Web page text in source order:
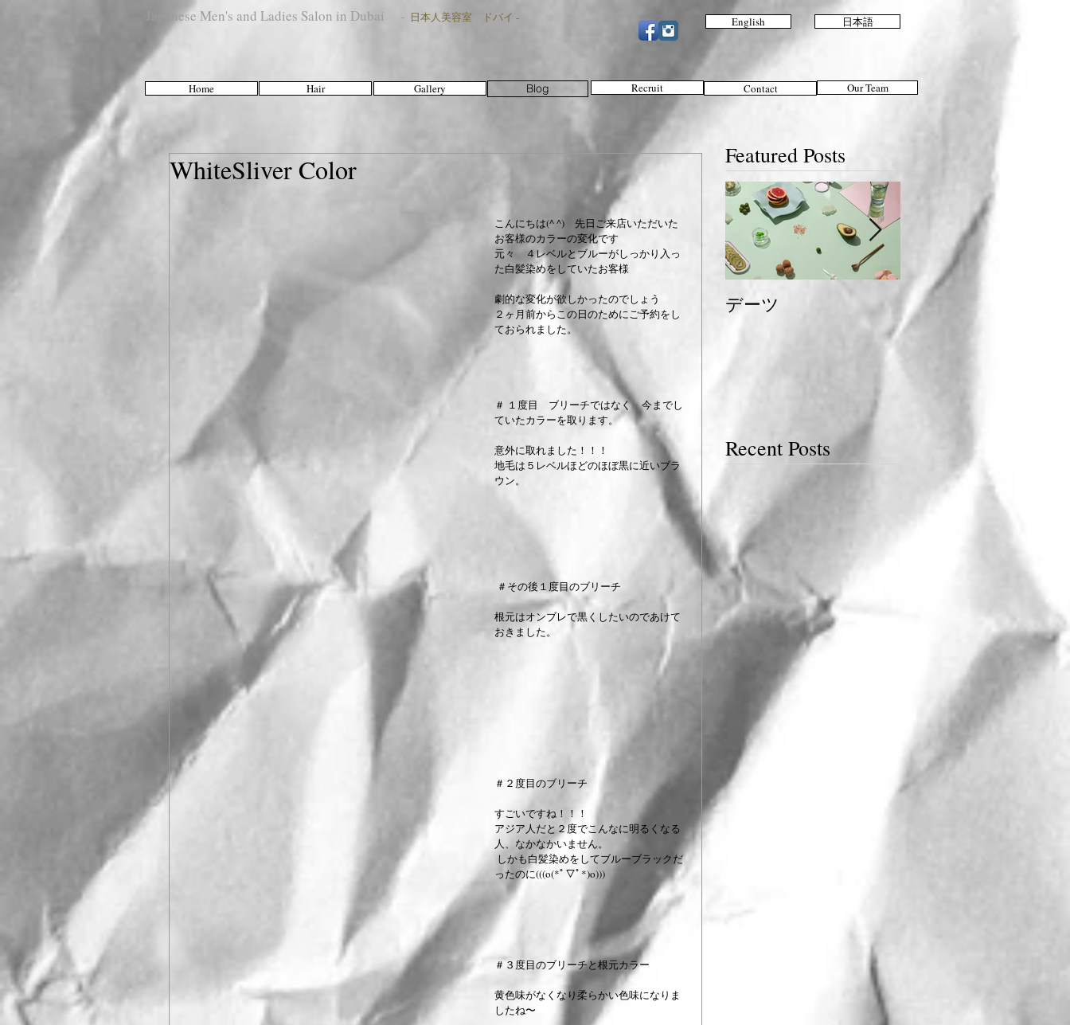
Japanese Men's and Ladies Salon in Dubai - 日本人美容室 ドバイ -
Home Hair Gallery Blog Recruit Contact Our Team
WhiteSliver Color
こんにちは(^ ^)　先日ご来店いただいた
お客様のカラーの変化です
元々　４レベルとブルーがしっかり入っ
た白髪染めをしていたお客様
劇的な変化が欲しかったのでしょう
２ヶ月前からこの日のためにご予約をし
ておられました。
＃ １度目　ブリーチではなく　今までし
ていたカラーを取ります。
意外に取れました！！！
地毛は５レベルほどのほぼ黒に近いブラ
ウン。
＃その後１度目のブリーチ
根元はオンブレで黒くしたいのであけて
おきました。
＃２度目のブリーチ
すごいですね！！！
アジア人だと２度でこんなに明るくなる
人、なかなかいません。
ったのに(((o(*ﾟ▽ﾟ*)o)))
＃３度目のブリーチと根元カラー
黄色味がなくなり柔らかい色味になりま
したね〜
Featured Posts
デーツ
夏のおすすめスタイ
ル＆ヘアケア
Recent Posts
English 日本語